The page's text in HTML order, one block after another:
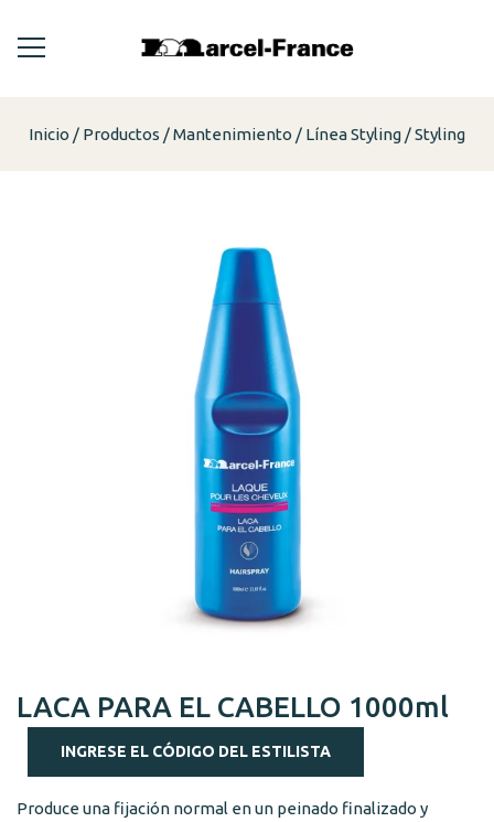
Inicio Productos Mantenimiento Línea Styling Styling
LACA PARA EL CABELLO 1000ml
INGRESE EL CÓDIGO DEL ESTILISTA
Produce una fijación normal en un peinado finalizado y